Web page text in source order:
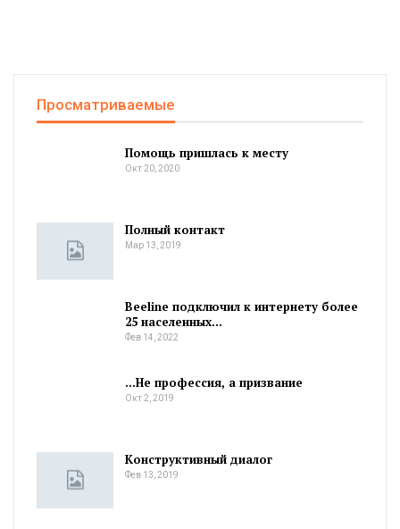
Просматриваемые
Помощь пришлась к месту
Окт 20, 2020
Полный контакт
Мар 13, 2019
Beeline подключил к интернету более
25 населенных…
Фев 14, 2022
…Не профессия, а призвание
Окт 2, 2019
Конструктивный диалог
Фев 13, 2019